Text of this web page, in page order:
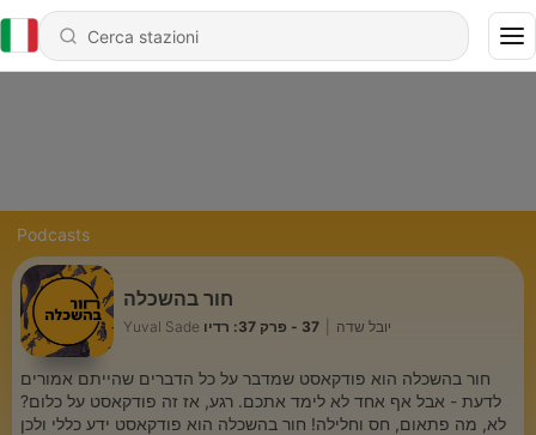
Podcasts
חור בהשכלה
Yuval Sade יובל שדה 37 - פרק 37: רדיו
חור בהשכלה הוא פודקאסט שמדבר על כל הדברים שהייתם אמורים
לדעת - אבל אף אחד לא לימד אתכם. רגע, אז זה פודקאסט על כלום?
לא, מה פתאום, חס וחלילה! חור בהשכלה הוא פודקאסט ידע כללי ולכן